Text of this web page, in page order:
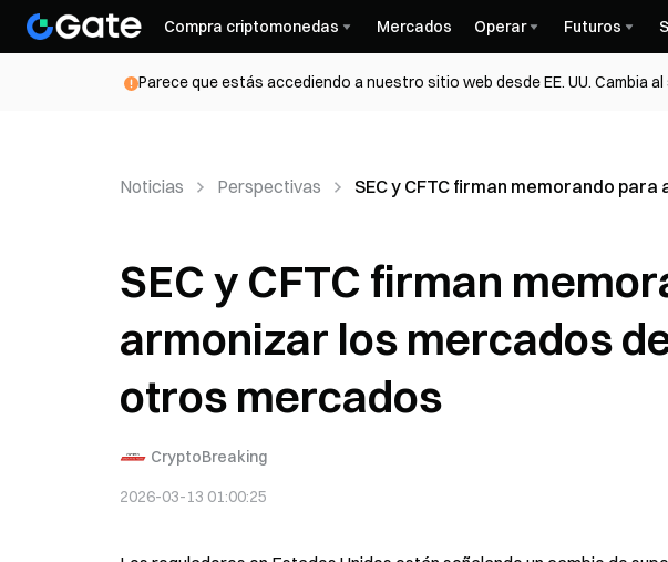
Compra criptomonedas Mercados Operar Futuros
Parece que estás accediendo a nuestro sitio web desde EE. UU. Cambia
Noticias Perspectivas SEC y CFTC firman memorando
SEC y CFTC firman
armonizar los mercados
otros mercados
CryptoBreaking
2026-03-13 01:00:25